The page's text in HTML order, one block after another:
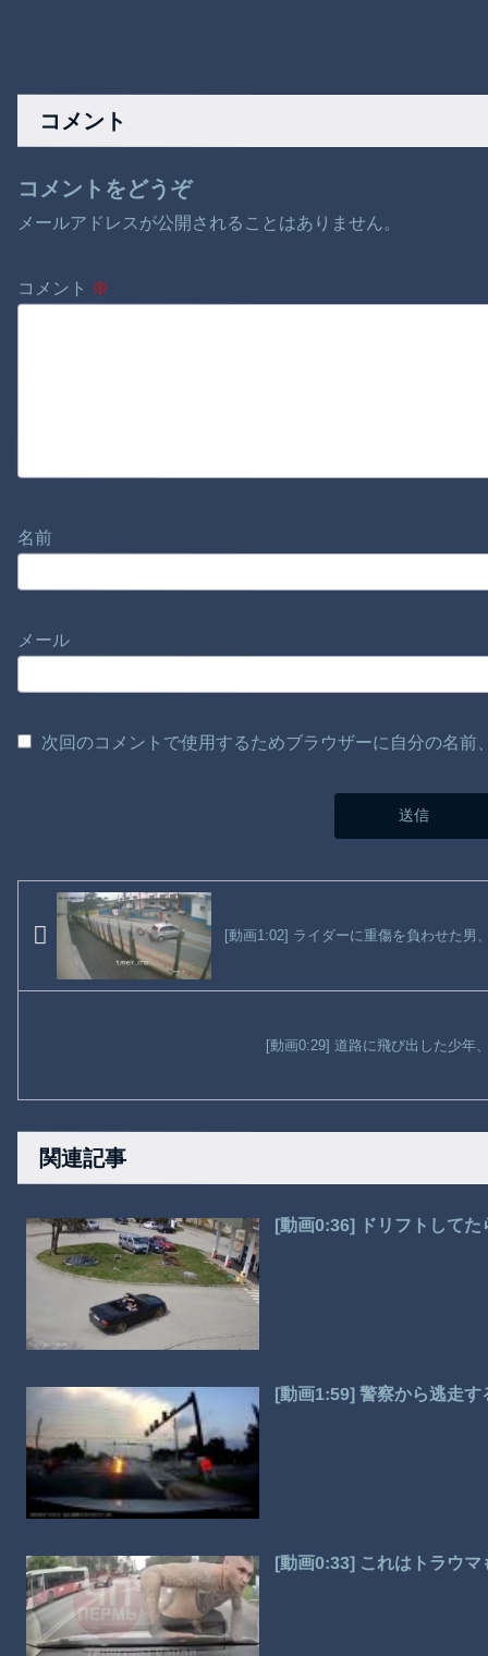
コメント
コメントをどうぞ
メールアドレスが公開されることはありません。
コメント ※
名前
メール
次回のコメントで使用するためブラウザーに自分の名
[動画1:02] ライダーに重傷を負わせた男
[動画0:29] 道路に飛び出した少年
関連記事
[動画0:36] ドリフトしてた
[動画1:59] 警察から逃走
[動画0:33] これはトラウ